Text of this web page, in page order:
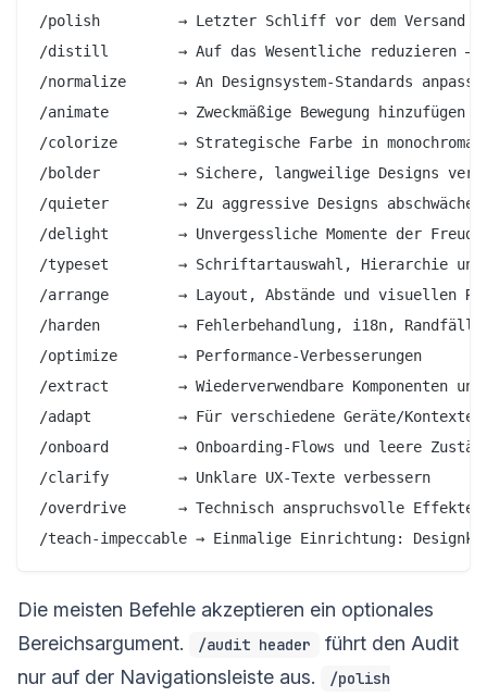
/polish         → Letzter Schliff vor dem Versand
/distill        → Auf das Wesentliche reduzieren –
/normalize      → An Designsystem-Standards
/animate        → Zweckmäßige Bewegung
/colorize       → Strategische Farbe in
/bolder         → Sichere, langweilige Designs
/quieter        → Zu aggressive Designs abschwächen
/delight        → Unvergessliche Momente der Freude
/typeset        → Schriftartauswahl, Hierarchie und
/arrange        → Layout, Abstände und visuellen
/harden         → Fehlerbehandlung, i18n, Randfälle
/optimize       → Performance-Verbesserungen
/extract        → Wiederverwendbare Komponenten
/adapt          → Für verschiedene Geräte/Kontexte
/onboard        → Onboarding-Flows und leere
/clarify        → Unklare UX-Texte verbessern
/overdrive      → Technisch anspruchsvolle Effekte
Die meisten Befehle akzeptieren ein optionales
Bereichsargument.
/audit header
führt den Audit
nur auf der Navigationsleiste aus.
/polish